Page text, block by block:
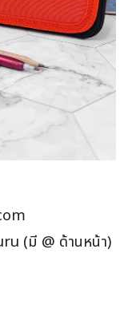
(มี @ ด้านหน้า)